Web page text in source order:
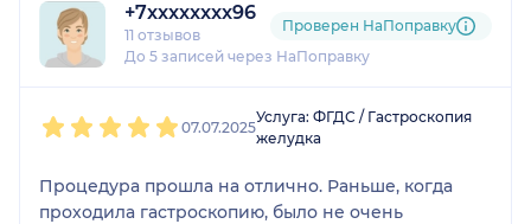
+7xxxxxxxx96
11 отзывов
До 5 записей через НаПоправку
Проверен НаПоправку
07.07.2025
Услуга: ФГДС / Гастроскопия
желудка
Процедура прошла на отлично. Раньше, когда
проходила гастроскопию, было не очень